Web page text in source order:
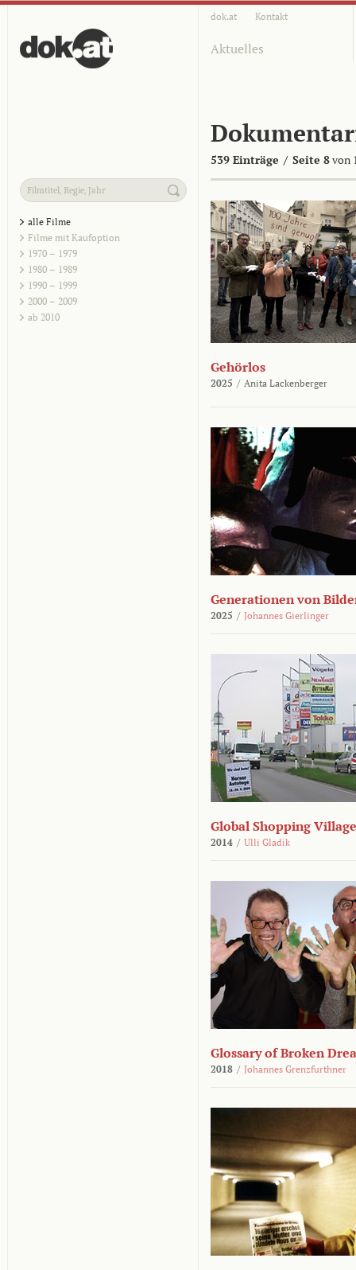
dok.at Kontakt
Aktuelles
539 Einträge / Seite 8von
alle Filme
Filme mit Kaufoption
1970 – 1979
1980 – 1989
1990 – 1999
2000 – 2009
ab 2010
Gehörlos
2025 / Anita Lackenberger
Generationen von
2025 / Johannes Gierlinger
Global Shopping Village
2014 / Ulli Gladik
Glossary of Broken
2018 / Johannes Grenzfurthner